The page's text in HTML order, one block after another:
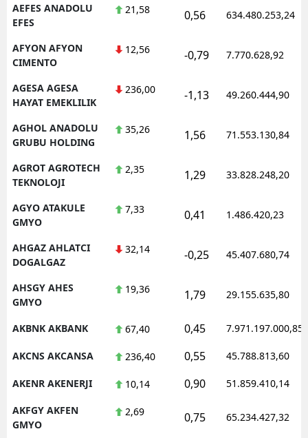
AEFES ANADOLU
EFES
21,58 0,56 634.480.253,24
AFYON AFYON
CIMENTO
12,56 -0,79 7.770.628,92
AGESA AGESA
HAYAT EMEKLILIK
236,00 -1,13 49.260.444,90
AGHOL ANADOLU
GRUBU HOLDING
35,26 1,56 71.553.130,84
AGROT AGROTECH
TEKNOLOJI
2,35 1,29 33.828.248,20
AGYO ATAKULE
GMYO
7,33 0,41 1.486.420,23
AHGAZ AHLATCI
DOGALGAZ
32,14 -0,25 45.407.680,74
AHSGY AHES
GMYO
19,36 1,79 29.155.635,80
AKBNK AKBANK 67,40 0,45 7.971.197.000,85
AKCNS AKCANSA 236,40 0,55 45.788.813,60
AKENR AKENERJI 10,14 0,90 51.859.410,14
AKFGY AKFEN
GMYO
2,69 0,75 65.234.427,32